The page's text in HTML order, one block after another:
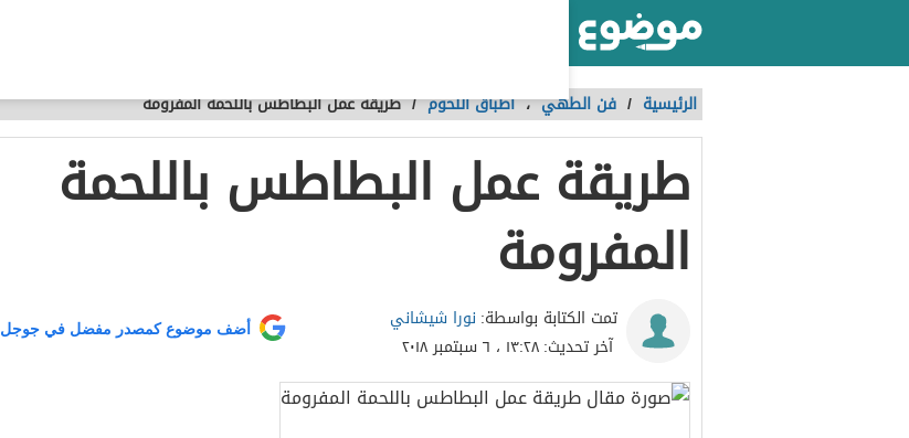
الرئيسية / فن الطهي،أطباق اللحوم /طريقة عمل البطاطس باللحمة المفرومة
طريقة عمل البطاطس باللحمة
المفرومة
تمت الكتابة بواسطة: نورا شيشاني
آخر تحديث:١٣:٢٨ ، ٦ سبتمبر ٢٠١٨
أضف موضوع كمصدر مفضل في جوجل